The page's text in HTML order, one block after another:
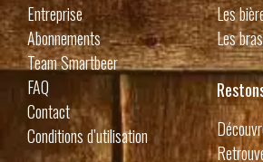
Entreprise
Abonnements
Team Smartbeer
FAQ
Contact
Conditions d’utilisation
Les
Les